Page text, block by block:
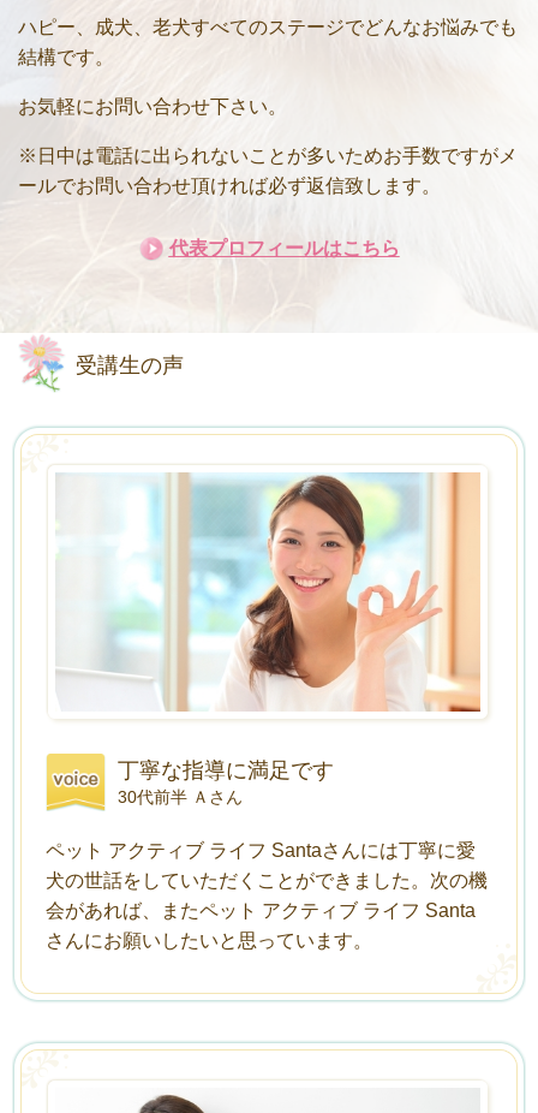
ハピー、成犬、老犬すべてのステージでどんなお悩みでも
結構です。
お気軽にお問い合わせ下さい。
※日中は電話に出られないことが多いためお手数ですがメ
ールでお問い合わせ頂ければ必ず返信致します。
代表プロフィールはこちら
受講生の声
丁寧な指導に満足です
30代前半 Ａさん
ペット アクティブ ライフ Santaさんには丁寧に愛
犬の世話をしていただくことができました。次の機
会があれば、またペット アクティブ ライフ Santa
さんにお願いしたいと思っています。